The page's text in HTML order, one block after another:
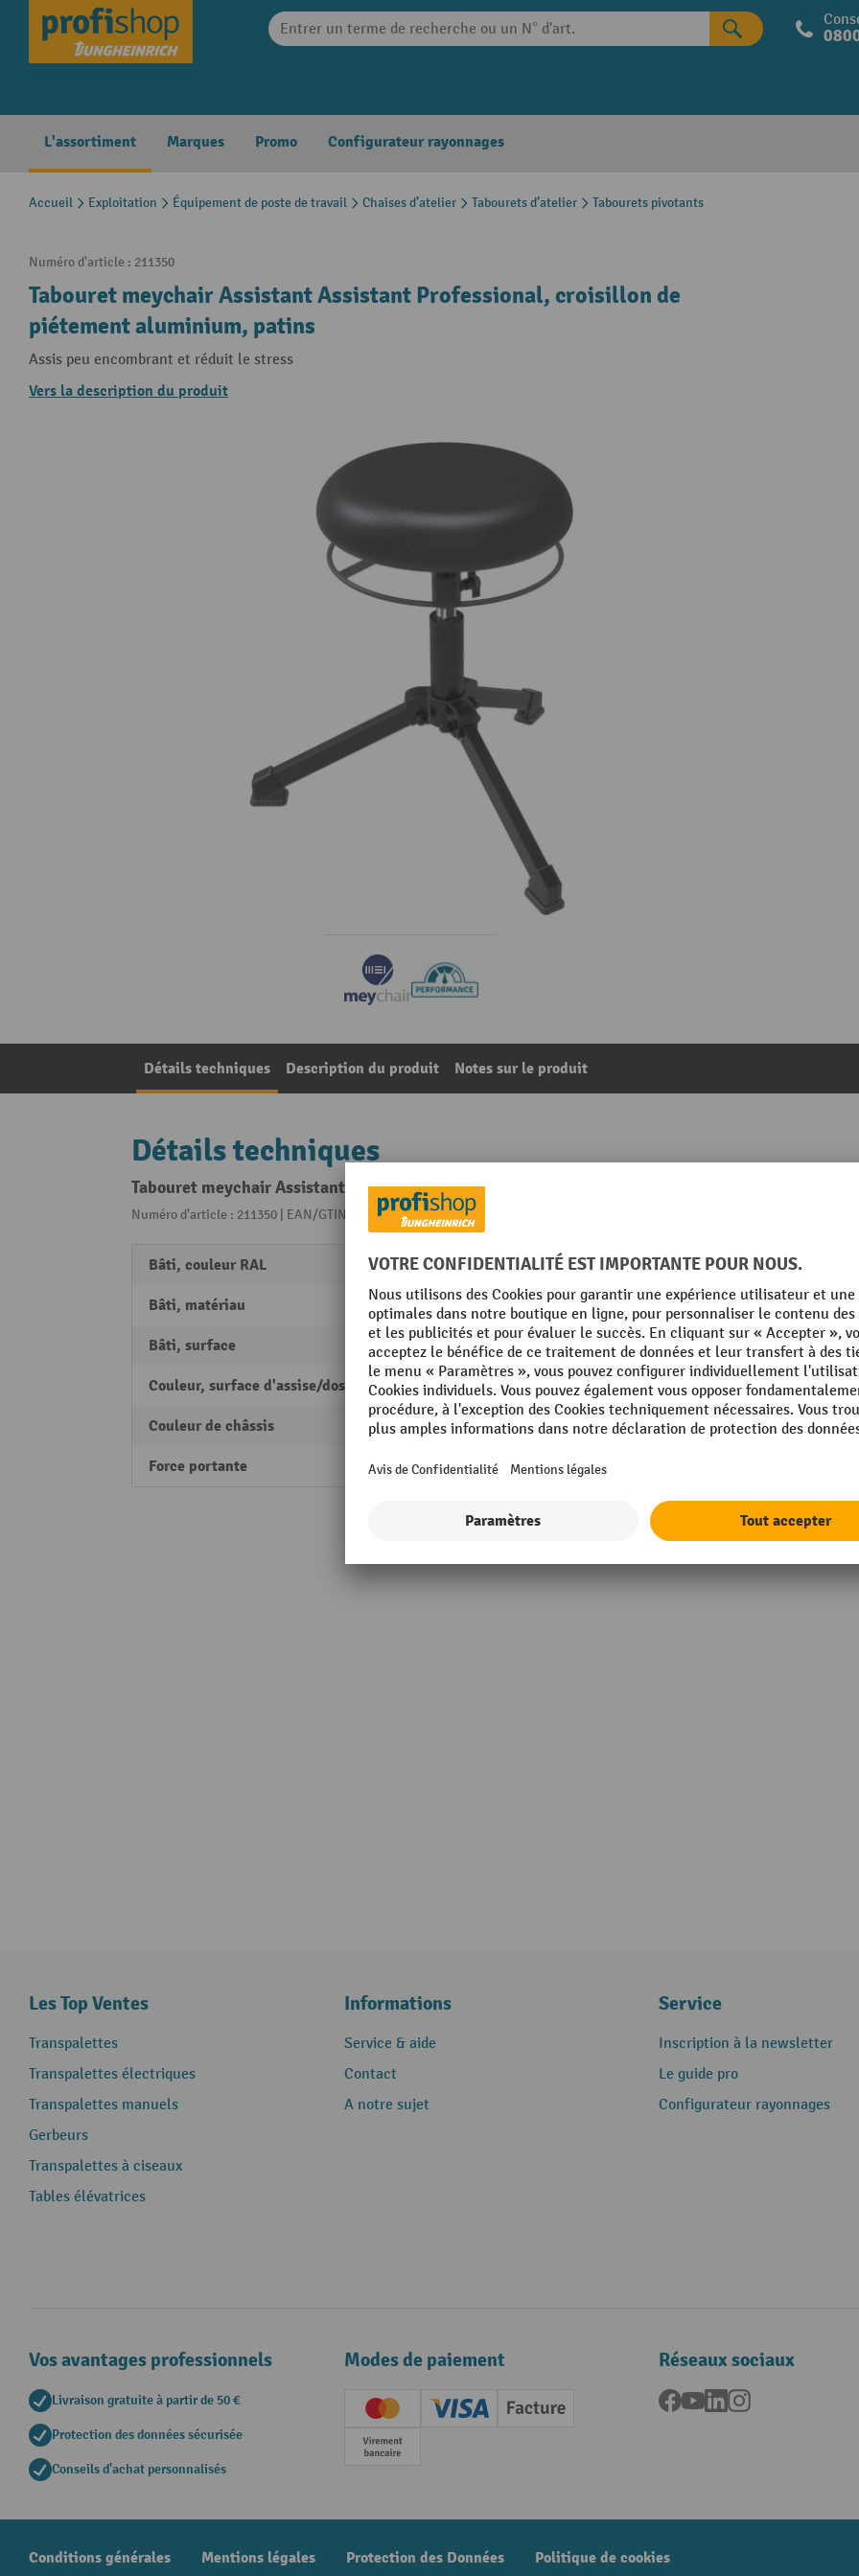
Skip to main navigation
L'assortiment Marques Promo Configurateur rayonnages
Accueil Exploitation Équipement de poste de travail Chaises d’atelier Tabourets d’atelier Tabourets pivotants
Numéro d'article : 211350
Tabouret meychair Assistant Assistant Professional, croisillon de
piétement aluminium, patins
Assis peu encombrant et réduit le stress
Vers la description du produit
Détails techniques Description du produit Notes sur le produit
Détails techniques
Tabouret meychair Assistant Assistant Professional, croisillon de piétement aluminium, patins
Numéro d'article : 211350 | EAN/GTIN: 4260046924760De la catégorie :
Bâti, couleur RAL RAL 9005 noir foncé
Bâti, matériau Aluminium
Bâti, surface revêtement par poudrage
Couleur, surface d'assise/dossier noir
Couleur de châssis noir
Force portante 120 kg
Poids propre
Rubrique
Réglage de l'inclinaison du
Siège, hauteur
Siège, largeur
Afficher tous les détails techniques
Les Top Ventes
Transpalettes
Transpalettes électriques
Transpalettes manuels
Gerbeurs
Transpalettes à ciseaux
Tables élévatrices
Informations
Service & aide
Contact
A notre sujet
Service
Inscription à la newsletter
Le guide pro
Configurateur rayonnages
Vos avantages professionnels
Livraison gratuite à partir de 50 €
Protection des données sécurisée
Conseils d'achat personnalisés
Modes de paiement
Creditcard (Master)Creditcard (Visa)
Facture
Paiement anticipé
Réseaux sociaux
Facebook
YouTubeLinkedInInstagram
Conditions générales Mentions légales Protection des Données Politique de cookies